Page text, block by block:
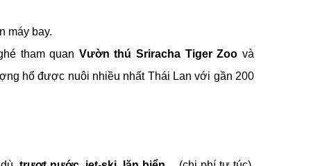
máy bay.
tham quan Vườn thú Sriracha Tiger Zoo và
hổ được nuôi nhiều nhất Thái Lan với gần 200